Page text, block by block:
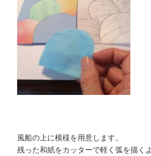
風船の上に模様を用意します。
残った和紙をカッターで軽く弧を描く